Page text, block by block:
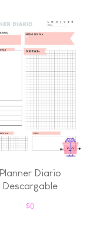
Planner Diario
Descargable
$0